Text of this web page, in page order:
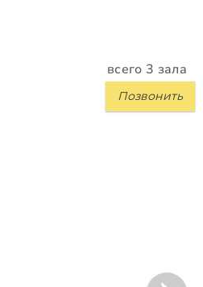
всего 3 зала
Позвонить